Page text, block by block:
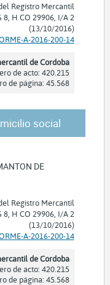
Registro Mercantil
8, H CO 29906, I/A 2
(13/10/2016)
A-2016-200-14
de Cordoba
de acto: 420.215
de página: 45.568
social
DE
Registro Mercantil
8, H CO 29906, I/A 2
(13/10/2016)
A-2016-200-14
de Cordoba
de acto: 420.215
de página: 45.568